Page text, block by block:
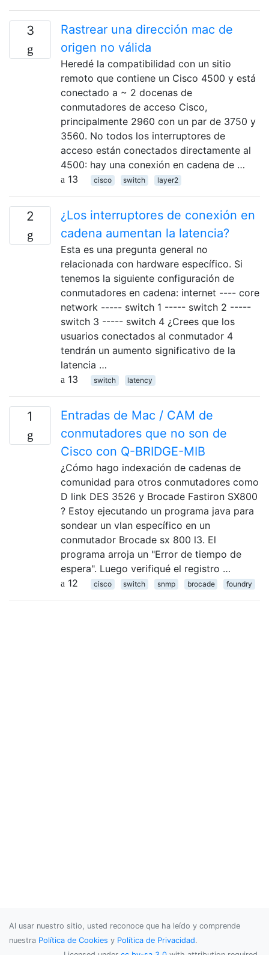
3
Rastrear una dirección mac de
origen no válida
Heredé la compatibilidad con un sitio
remoto que contiene un Cisco 4500 y está
conectado a ~ 2 docenas de
conmutadores de acceso Cisco,
principalmente 2960 con un par de 3750 y
3560. No todos los interruptores de
acceso están conectados directamente al
4500: hay una conexión en cadena de …
13
cisco switch layer2
2
¿Los interruptores de conexión en
cadena aumentan la latencia?
Esta es una pregunta general no
relacionada con hardware específico. Si
tenemos la siguiente configuración de
conmutadores en cadena: internet ---- core
network ----- switch 1 ----- switch 2 -----
switch 3 ----- switch 4 ¿Crees que los
usuarios conectados al conmutador 4
tendrán un aumento significativo de la
latencia …
13
switch latency
1
Entradas de Mac / CAM de
conmutadores que no son de
Cisco con Q-BRIDGE-MIB
¿Cómo hago indexación de cadenas de
comunidad para otros conmutadores como
D link DES 3526 y Brocade Fastiron SX800
? Estoy ejecutando un programa java para
sondear un vlan específico en un
conmutador Brocade sx 800 l3. El
programa arroja un "Error de tiempo de
espera". Luego verifiqué el registro …
12
cisco switch snmp brocade foundry
Al usar nuestro sitio, usted reconoce que ha leído y comprende
nuestra Política de Cookies y Política de Privacidad.